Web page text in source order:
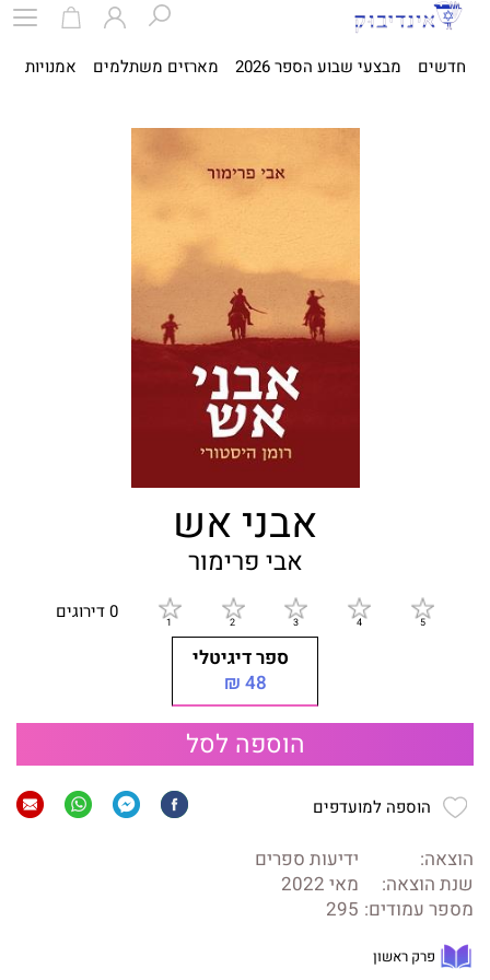
חדשים מבצעי שבוע הספר 2026 מארזים משתלמים אמנויות
אבני אש
אבי פרימור
0 דירוגים
ספר דיגיטלי
48 ₪
הוספה לסל
הוספה למועדפים
הוצאה:
ידיעות ספרים
שנת הוצאה:
מאי 2022
מספר עמודים: 295
פרק ראשון